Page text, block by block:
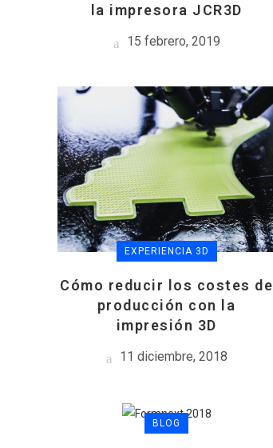
la impresora JCR3D
15 febrero, 2019
EXPERIENCIA 3D
Cómo reducir los costes de
producción con la
impresión 3D
11 diciembre, 2018
BLOG